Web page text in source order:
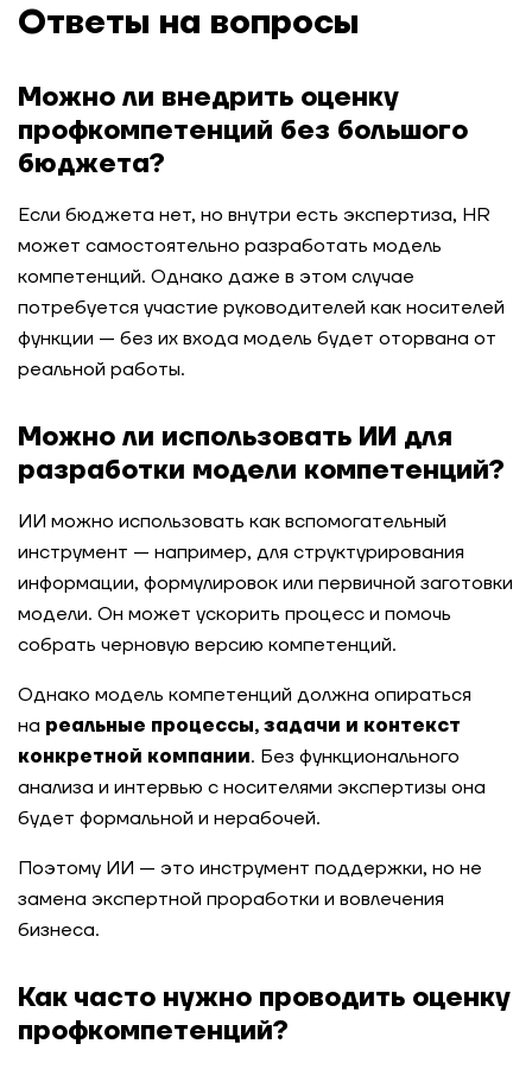
Ответы на вопросы
Можно ли внедрить оценку
профкомпетенций без большого
бюджета?
Если бюджета нет, но внутри есть экспертиза, HR
может самостоятельно разработать модель
компетенций. Однако даже в этом случае
потребуется участие руководителей как носителей
функции — без их входа модель будет оторвана от
реальной работы.
Можно ли использовать ИИ для
разработки модели компетенций?
ИИ можно использовать как вспомогательный
инструмент — например, для структурирования
информации, формулировок или первичной заготовки
модели. Он может ускорить процесс и помочь
собрать черновую версию компетенций.
Однако модель компетенций должна опираться
на реальные процессы, задачи и контекст
конкретной компании. Без функционального
анализа и интервью с носителями экспертизы она
будет формальной и нерабочей.
Поэтому ИИ — это инструмент поддержки, но не
замена экспертной проработки и вовлечения
бизнеса.
Как часто нужно проводить оценку
профкомпетенций?